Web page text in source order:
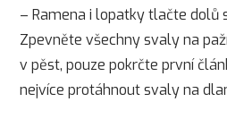
– Ramena i lopatky tlačte dolů
Zpevněte všechny svaly na
v pěst, pouze pokrčte první
nejvíce protáhnout svaly na